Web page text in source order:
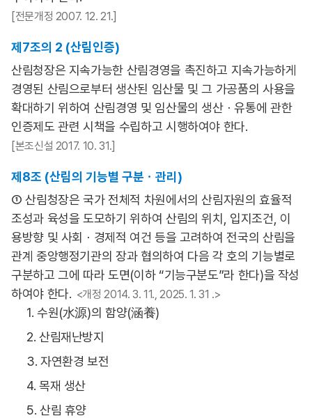
[전문개정 2007. 12. 21.]
제7조의 2 (산림인증)
산림청장은 지속가능한 산림경영을 촉진하고 지속가능하게
경영된 산림으로부터 생산된 임산물 및 그 가공품의 사용을
확대하기 위하여 산림경영 및 임산물의 생산ㆍ유통에 관한
인증제도 관련 시책을 수립하고 시행하여야 한다.
[본조신설 2017. 10. 31.]
제8조 (산림의 기능별 구분ㆍ관리)
① 산림청장은 국가 전체적 차원에서의 산림자원의 효율적
조성과 육성을 도모하기 위하여 산림의 위치, 입지조건, 이
용방향 및 사회ㆍ경제적 여건 등을 고려하여 전국의 산림을
관계 중앙행정기관의 장과 협의하여 다음 각 호의 기능별로
구분하고 그에 따라 도면(이하 “기능구분도”라 한다)을 작성
하여야 한다. <개정 2014. 3. 11., 2025. 1. 31 .>
1. 수원(水源)의 함양(涵養)
2. 산림재난방지
3. 자연환경 보전
4. 목재 생산
5. 산림 휴양